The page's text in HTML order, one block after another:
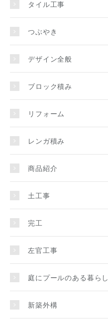
タイル工事
つぶやき
デザイン全般
ブロック積み
リフォーム
レンガ積み
商品紹介
土工事
完工
左官工事
庭にプールのある暮らし
新築外構